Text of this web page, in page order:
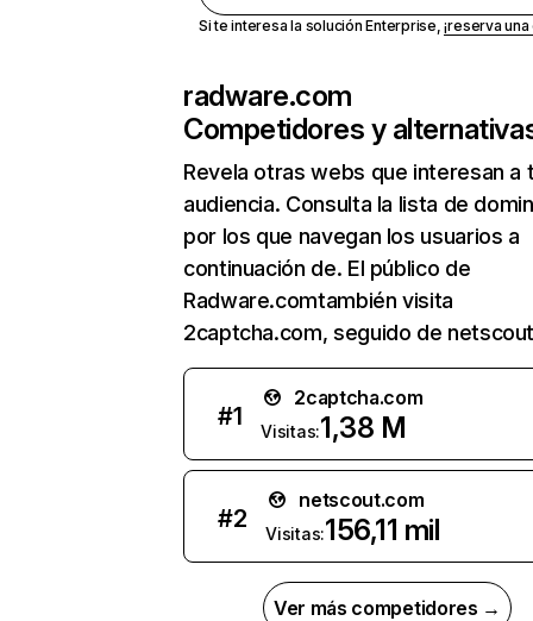
Si te interesa la solución Enterprise,¡reserva
radware.com
Competidores y
Revela otras webs que interesan a
audiencia. Consulta la lista de
por los que navegan los usuarios a
continuación de. El público de
Radware.comtambién visita
2captcha.com, seguido de
#1
2captcha.com
Visitas:1,38 M
#2
netscout.com
Visitas:156,11 mil
Ver más competidores →